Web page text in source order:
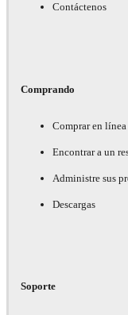
Contáctenos
Comprando
Comprar en línea
Encontrar a un
Administre sus
Descargas
Soporte